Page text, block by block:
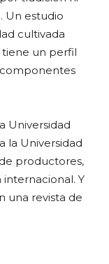
Un estudio
cultivada
tiene un perfil
Universidad
la Universidad
productores,
Y
una revista de